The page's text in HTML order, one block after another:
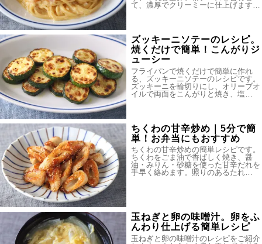
て、濃厚でクリーミーに仕上げます…
ズッキーニソテーのレシピ。
焼くだけで簡単！こんがりジ
ューシー
フライパンで焼くだけで簡単に作れ
る、ズッキーニソテーのレシピです。
ズッキーニを輪切りにし、オリーブオ
イルで両面をこんがりと焼き、塩…
ちくわの甘辛炒め｜5分で簡
単！お弁当にもおすすめ
ちくわの甘辛炒めの簡単レシピです。
ちくわをごま油で香ばしく焼き、醤
油・みりん・砂糖を使った甘辛だれを
手早く絡めます。照りのあるたれ…
玉ねぎと卵の味噌汁。卵をふ
んわり仕上げる簡単レシピ
玉ねぎと卵の味噌汁のレシピをご紹介